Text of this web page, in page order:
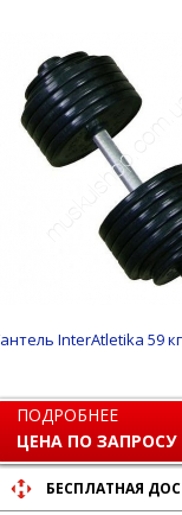
InterAtletika 59
ПОДРОБНЕЕ
ЦЕНА ПО ЗАПРОСУ
БЕСПЛАТНАЯ